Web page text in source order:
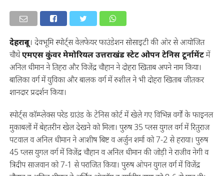
देहरादून। देवभूमि स्पोर्ट्स वेलफेयर फाउंडेशन सोसाइटी की ओर से आयोजित
चौथेएमएस कुंवर मेमोरियल उत्तराखंड स्टेट ओपन टेनिस टूर्नामेंटमें
अनिल धीमान ने तिहरा और विजेंद्र चौहान ने दोहरा खिताब अपने नाम किया।
बालिका वर्ग में युविका और बालक वर्ग में रुशील ने भी दोहरा खिताब जीतकर
शानदार प्रदर्शन किया।
स्पोर्ट्स कॉम्प्लेक्स परेड ग्राउंड के टेनिस कोर्ट में खेले गए विभिन्न वर्गों के फाइनल
मुकाबलों में बेहतरीन खेल देखने को मिला। पुरुष 35 प्लस युगल वर्ग में रितुराज
पटवाल व अनिल धीमान ने आशीष बिष्ट व अर्जुन शर्मा को 7-2 से हराया। पुरुष
45 प्लस युगल वर्ग में विजेंद्र चौहान व अनिल धीमान की जोड़ी ने राजीव नेगी व
त्रिदीप साजवान को 7-1 से पराजित किया। पुरुष ओपन युगल वर्ग में विजेंद्र